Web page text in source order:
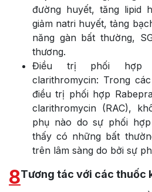
đường huyết, tăng lipid
giảm natri huyết, tảng
năng gàn bất thường,
thương.
Điều trị phối hợp
clarithromycin: Trong
điều trị phối hợp
clarithromycin (RAC),
phụ nào do sự phối
thấy có những bất
trên lâm sàng do bởi sự
8Tương tác với các thuốc